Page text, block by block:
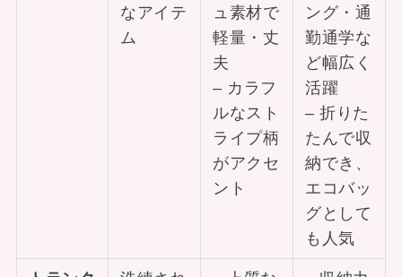
なアイテ
ム
ュ素材で
軽量・丈
夫
– カラフ
ルなスト
ライプ柄
がアクセ
ント
ング・通
勤通学な
ど幅広く
活躍
– 折りた
たんで収
納でき、
エコバッ
グとして
も人気